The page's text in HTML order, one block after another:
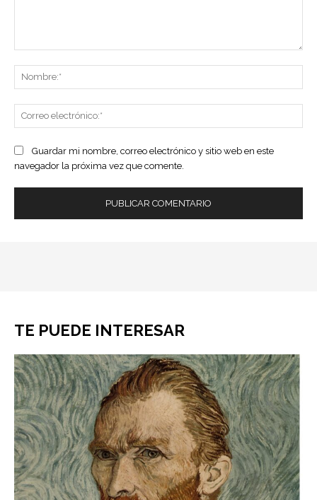
Guardar mi nombre, correo electrónico y sitio web en este
navegador la próxima vez que comente.
TE PUEDE INTERESAR